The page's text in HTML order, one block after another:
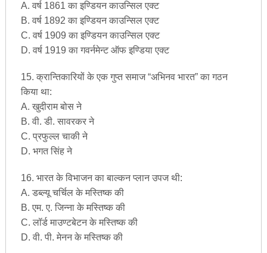
A. वर्ष 1861 का इण्डियन काउन्सिल एक्ट
B. वर्ष 1892 का इण्डियन काउन्सिल एक्ट
C. वर्ष 1909 का इण्डियन काउन्सिल एक्ट
D. वर्ष 1919 का गवर्नमेन्ट ऑफ इण्डिया एक्ट
15. क्रान्तिकारियों के एक गुप्त समाज “अभिनव भारत” का गठन
किया था:
A. खुदीराम बोस ने
B. वी. डी. सावरकर ने
C. प्रफुल्ल चाकी ने
D. भगत सिंह ने
16. भारत के विभाजन का बाल्कन प्लान उपज थी:
A. डब्ल्यू चर्चिल के मस्तिष्क की
B. एम. ए. जिन्ना के मस्तिष्क की
C. लॉर्ड माउण्टबेटन के मस्तिष्क की
D. वी. पी. मेनन के मस्तिष्क की